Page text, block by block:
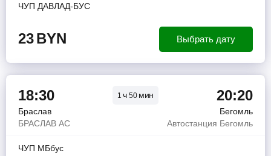
ЧУП ДАВЛАД-БУС
23BYN Выбрать дату
18:30 1ч 50 мин 20:20
Браслав
Бегомль
БРАСЛАВ АС
Автостанция Бегомль
ЧУП МБбус